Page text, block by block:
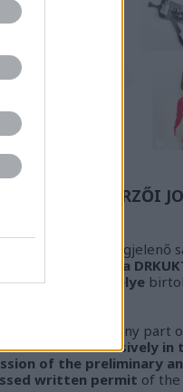
BIZONYOS SZERZŐI
Az oldalon megjelenő
kizárólag a
írásbeli engedélye
This work or any part
to be usedexclusively in
of the preliminary
written permit of the